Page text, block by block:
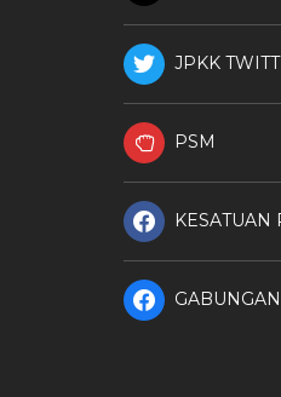
JPKK
PSM
KESATUAN